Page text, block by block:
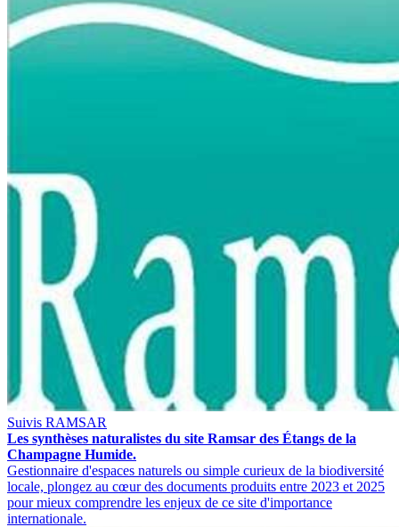
Suivis RAMSAR
Les synthèses naturalistes du site Ramsar des Étangs de la
Champagne Humide.
Gestionnaire d'espaces naturels ou simple curieux de la biodiversité
locale, plongez au cœur des documents produits entre 2023 et 2025
pour mieux comprendre les enjeux de ce site d'importance
internationale.